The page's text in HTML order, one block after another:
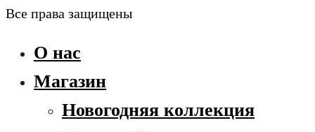
Все права защищены
О нас
Магазин
Новогодняя коллекция